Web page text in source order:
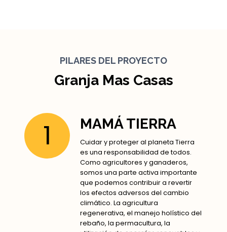
PILARES DEL PROYECTO
Granja Mas Casas
1 MAMÁ TIERRA
Cuidar y proteger al planeta Tierra
es una responsabilidad de todos.
Como agricultores y ganaderos,
somos una parte activa importante
que podemos contribuir a revertir
los efectos adversos del cambio
climático. La agricultura
regenerativa, el manejo holístico del
rebaño, la permacultura, la